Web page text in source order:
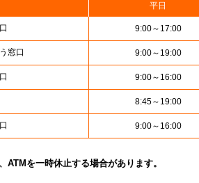
平日
9:00～17:00
窓口 9:00～19:00
9:00～16:00
8:45～19:00
9:00～16:00
ATMを一時休止する場合があります。